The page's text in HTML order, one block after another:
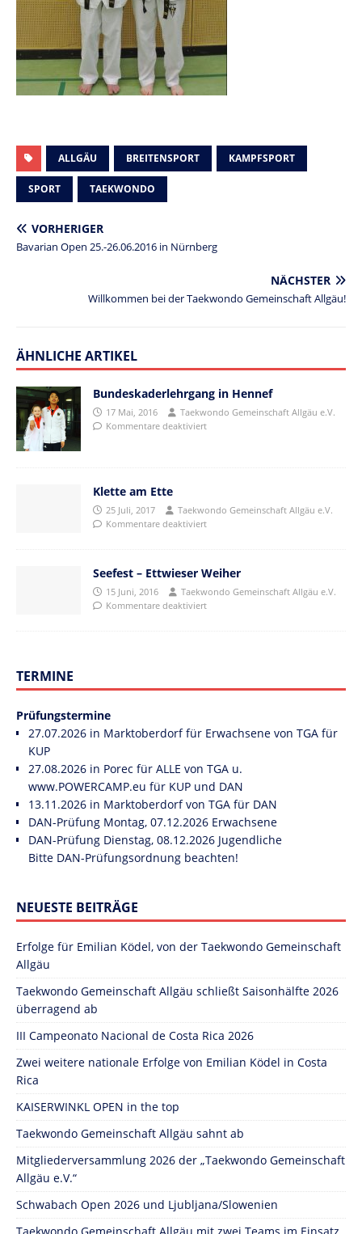
ALLGÄU BREITENSPORT KAMPFSPORT
SPORT TAEKWONDO
VORHERIGER
Bavarian Open 25.-26.06.2016 in Nürnberg
NÄCHSTER
Willkommen bei der Taekwondo Gemeinschaft Allgäu!
ÄHNLICHE ARTIKEL
Bundeskaderlehrgang in Hennef
17 Mai, 2016
Taekwondo Gemeinschaft Allgäu e.V.
Kommentare deaktiviert
Klette am Ette
25 Juli, 2017
Taekwondo Gemeinschaft Allgäu e.V.
Kommentare deaktiviert
Seefest – Ettwieser Weiher
15 Juni, 2016
Taekwondo Gemeinschaft Allgäu e.V.
Kommentare deaktiviert
TERMINE
Prüfungstermine
27.07.2026 in Marktoberdorf für Erwachsene von TGA für
KUP
27.08.2026 in Porec für ALLE von TGA u.
www.POWERCAMP.eu für KUP und DAN
13.11.2026 in Marktoberdorf von TGA für DAN
DAN-Prüfung Montag, 07.12.2026 Erwachsene
DAN-Prüfung Dienstag, 08.12.2026 Jugendliche
Bitte DAN-Prüfungsordnung beachten!
NEUESTE BEITRÄGE
Erfolge für Emilian Ködel, von der Taekwondo Gemeinschaft
Allgäu
Taekwondo Gemeinschaft Allgäu schließt Saisonhälfte 2026
überragend ab
III Campeonato Nacional de Costa Rica 2026
Zwei weitere nationale Erfolge von Emilian Ködel in Costa
Rica
KAISERWINKL OPEN in the top
Taekwondo Gemeinschaft Allgäu sahnt ab
Mitgliederversammlung 2026 der „Taekwondo Gemeinschaft
Allgäu e.V.“
Schwabach Open 2026 und Ljubljana/Slowenien